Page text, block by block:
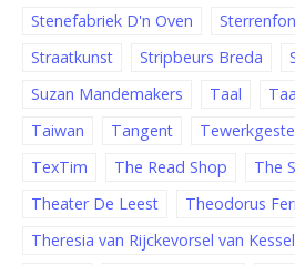
Stenefabriek D'n Oven
Straatkunst
Stripbeurs Breda
Suzan Mandemakers
Taal
Taiwan
Tangent
TexTim
The Read Shop
The
Theater De Leest
Theodorus
Theresia van Rijckevorsel van Kessel